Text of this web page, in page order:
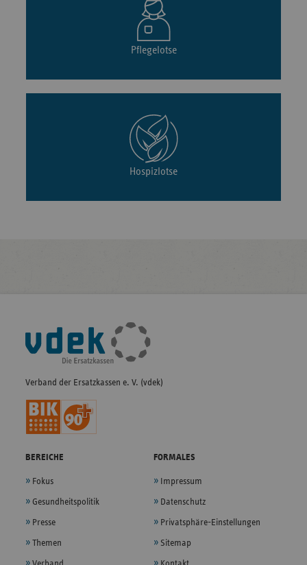
Pflegelotse
Hospizlotse
Fußleisten-
Navigation
Verband der Ersatzkassen e. V. (vdek)
BEREICHE
Fokus
Gesundheitspolitik
Presse
Themen
FORMALES
Impressum
Datenschutz
Privatsphäre-Einstellungen
Sitemap